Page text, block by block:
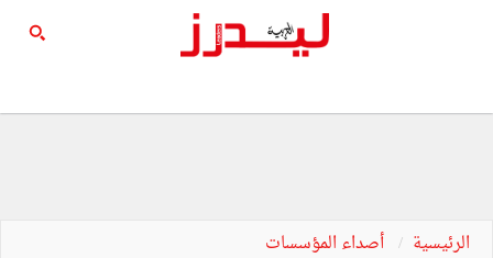
الرئيسية أصداء المؤسسات